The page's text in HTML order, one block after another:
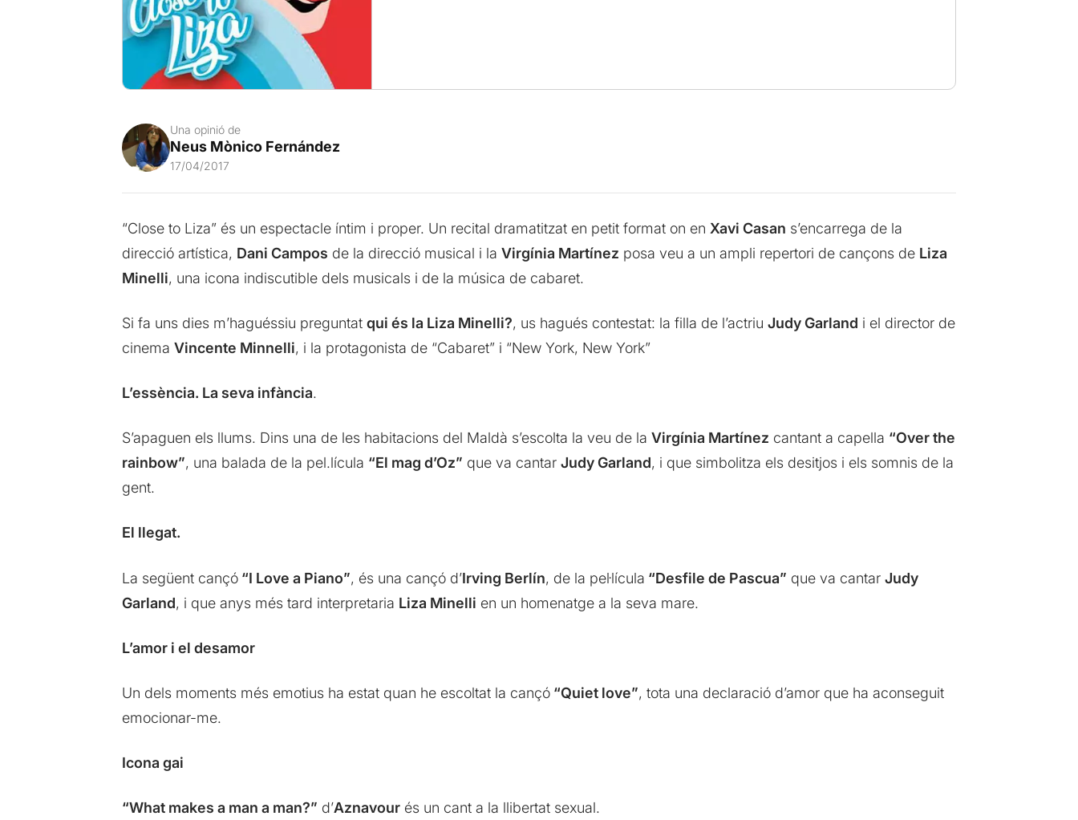
Una opinió de
Neus Mònico Fernández
17/04/2017
“Close to Liza” és un espectacle íntim i proper. Un recital dramatitzat en petit format on en Xavi Casan s’encarrega de la
direcció artística, Dani Campos de la direcció musical i la Virgínia Martínez posa veu a un ampli repertori de cançons de Liza
Minelli, una icona indiscutible dels musicals i de la música de cabaret.
Si fa uns dies m’haguéssiu preguntat qui és la Liza Minelli?, us hagués contestat: la filla de l’actriu Judy Garland i el director de
cinema Vincente Minnelli, i la protagonista de “Cabaret” i “New York, New York”
L’essència. La seva infància.
S’apaguen els llums. Dins una de les habitacions del Maldà s’escolta la veu de la Virgínia Martínez cantant a capella “Over the
rainbow”, una balada de la pel.lícula “El mag d’Oz” que va cantar Judy Garland, i que simbolitza els desitjos i els somnis de la
gent.
El llegat.
La següent cançó“I Love a Piano”, és una cançó d’Irving Berlín, de la pel·lícula “Desfile de Pascua” que va cantar Judy
Garland, i que anys més tard interpretaria Liza Minelli en un homenatge a la seva mare.
L’amor i el desamor
Un dels moments més emotius ha estat quan he escoltat la cançó“Quiet love”, tota una declaració d’amor que ha aconseguit
emocionar-me.
Icona gai
“What makes a man a man?” d’Aznavourés un cant a la llibertat sexual.